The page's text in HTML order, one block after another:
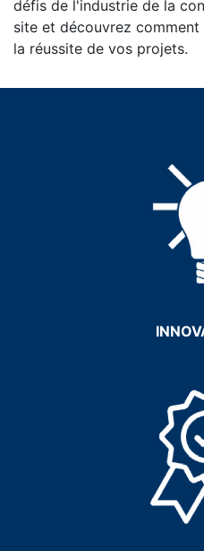
défis de l'industrie de la
site et découvrez
la réussite de vos projets.